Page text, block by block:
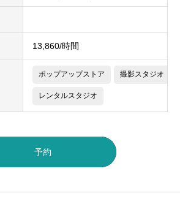
13,860/時間
ポップアップストア 撮影スタジオ
レンタルスタジオ
予約